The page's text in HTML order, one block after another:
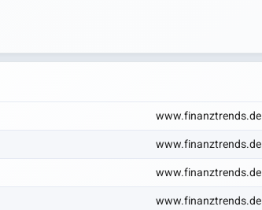
www.finanztrends.de
www.finanztrends.de
www.finanztrends.de
www.finanztrends.de